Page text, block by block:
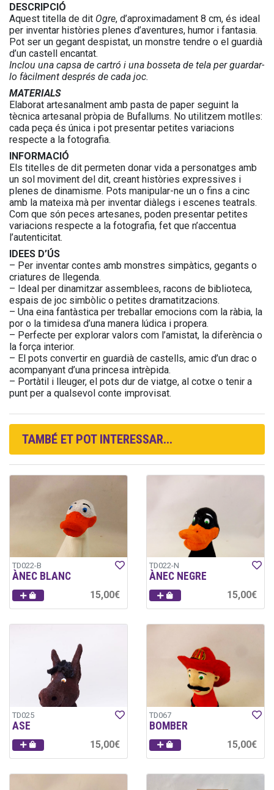
DESCRIPCIÓ
Aquest titella de dit Ogre, d’aproximadament 8 cm, és ideal
per inventar històries plenes d’aventures, humor i fantasia.
Pot ser un gegant despistat, un monstre tendre o el guardià
d’un castell encantat.
Inclou una capsa de cartró i una bosseta de tela per guardar-
lo fàcilment després de cada joc.
MATERIALS
Elaborat artesanalment amb pasta de paper seguint la
tècnica artesanal pròpia de Bufallums. No utilitzem motlles:
cada peça és única i pot presentar petites variacions
respecte a la fotografia.
INFORMACIÓ
Els titelles de dit permeten donar vida a personatges amb
un sol moviment del dit, creant històries expressives i
plenes de dinamisme. Pots manipular-ne un o fins a cinc
amb la mateixa mà per inventar diàlegs i escenes teatrals.
Com que són peces artesanes, poden presentar petites
variacions respecte a la fotografia, fet que n’accentua
l’autenticitat.
IDEES D’ÚS
– Per inventar contes amb monstres simpàtics, gegants o
criatures de llegenda.
– Ideal per dinamitzar assemblees, racons de biblioteca,
espais de joc simbòlic o petites dramatitzacions.
– Una eina fantàstica per treballar emocions com la ràbia, la
por o la timidesa d’una manera lúdica i propera.
– Perfecte per explorar valors com l’amistat, la diferència o
la força interior.
– El pots convertir en guardià de castells, amic d’un drac o
acompanyant d’una princesa intrèpida.
– Portàtil i lleuger, el pots dur de viatge, al cotxe o tenir a
punt per a qualsevol conte improvisat.
TAMBÉ ET POT INTERESSAR...
TD022-B
ÀNEC BLANC
15,00€
TD022-N
ÀNEC NEGRE
15,00€
TD025
ASE
15,00€
TD067
BOMBER
15,00€